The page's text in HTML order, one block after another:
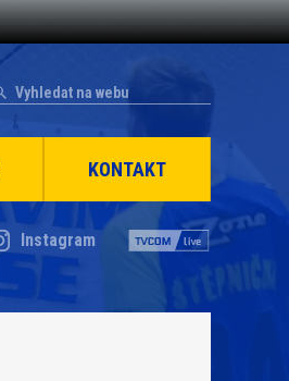
KONTAKT
Instagram